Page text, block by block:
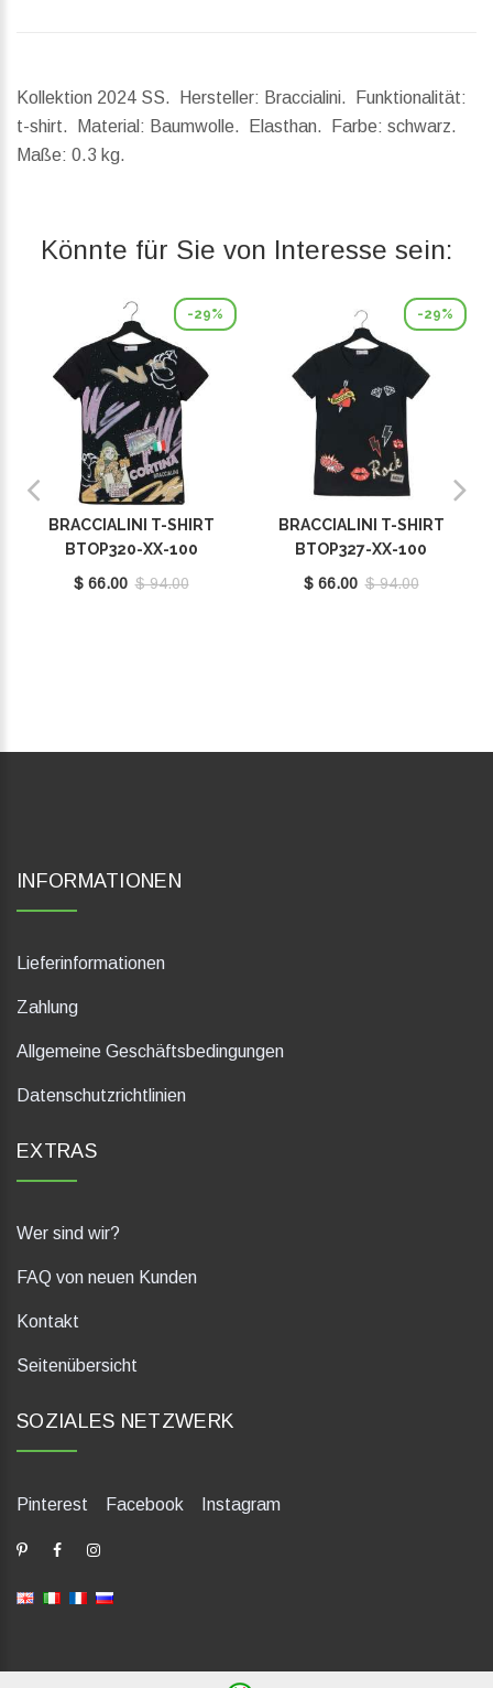
Kollektion 2024 SS. Hersteller: Braccialini. Funktionalität:
t-shirt. Material: Baumwolle. Elasthan. Farbe: schwarz.
Maße: 0.3 kg.
Könnte für Sie von Interesse sein:
-29%
BRACCIALINI T-SHIRT
BTOP320-XX-100
$ 66.00 $ 94.00
-29%
BRACCIALINI T-SHIRT
BTOP327-XX-100
$ 66.00 $ 94.00
INFORMATIONEN
Lieferinformationen
Zahlung
Allgemeine Geschäftsbedingungen
Datenschutzrichtlinien
EXTRAS
Wer sind wir?
FAQ von neuen Kunden
Kontakt
Seitenübersicht
SOZIALES NETZWERK
Pinterest Facebook Instagram